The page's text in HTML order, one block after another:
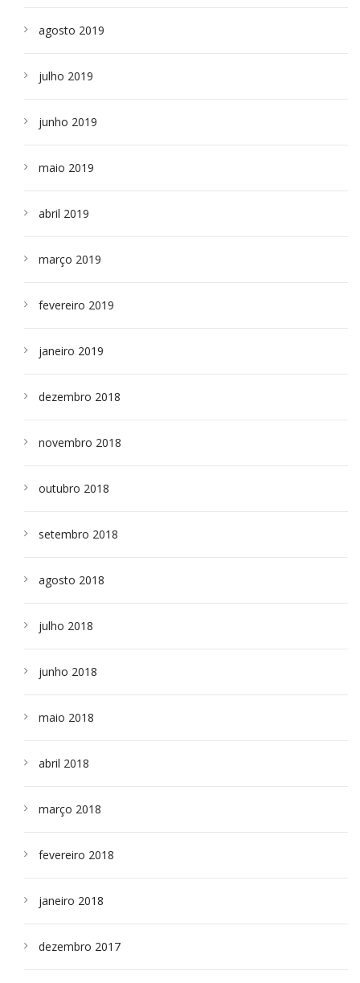
agosto 2019
julho 2019
junho 2019
maio 2019
abril 2019
março 2019
fevereiro 2019
janeiro 2019
dezembro 2018
novembro 2018
outubro 2018
setembro 2018
agosto 2018
julho 2018
junho 2018
maio 2018
abril 2018
março 2018
fevereiro 2018
janeiro 2018
dezembro 2017